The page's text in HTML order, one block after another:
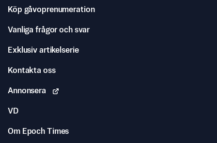
Köp gåvoprenumeration
Vanliga frågor och svar
Exklusiv artikelserie
Kontakta oss
Annonsera
VD
Om Epoch Times